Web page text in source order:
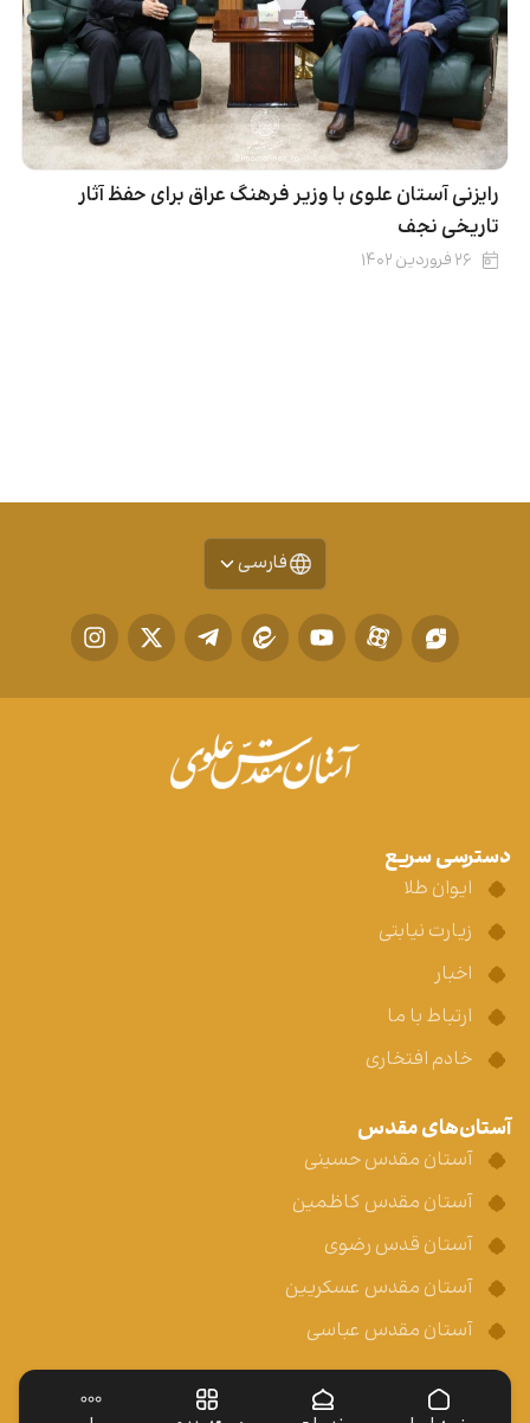
رایزنی آستان علوی با وزیر فرهنگ عراق برای حفظ آثار
تاریخی نجف
۲۶ فروردین ۱۴۰۲
فارسی
دسترسی سریع
ایوان طلا
زیارت نیابتی
اخبار
ارتباط با ما
خادم افتخاری
آستان‌های مقدس
آستان مقدس حسینی
آستان مقدس کاظمین
آستان قدس رضوی
آستان مقدس عسکریین
آستان مقدس عباسی